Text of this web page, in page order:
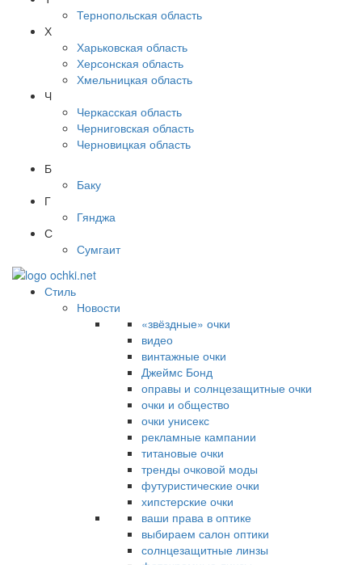
Тернопольская область
Х
Харьковская область
Херсонская область
Хмельницкая область
Ч
Черкасская область
Черниговская область
Черновицкая область
Б
Баку
Г
Гянджа
С
Сумгаит
Стиль
Новости
«звёздные» очки
видео
винтажные очки
Джеймс Бонд
оправы и солнцезащитные очки
очки и общество
очки унисекс
рекламные кампании
титановые очки
тренды очковой моды
футуристические очки
хипстерские очки
ваши права в оптике
выбираем салон оптики
солнцезащитные линзы